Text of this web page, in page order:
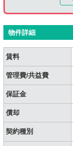
物件詳細
賃料
管理費/共益費
保証金
償却
契約種別